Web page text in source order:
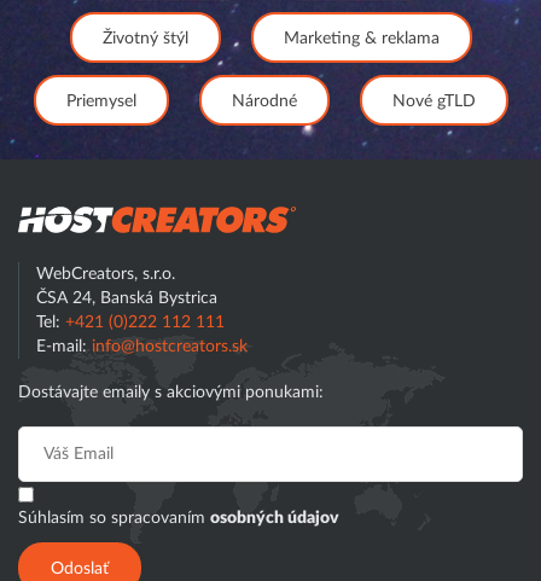
Životný štýl Marketing & reklama
Priemysel Národné Nové gTLD
WebCreators, s.r.o.
ČSA 24, Banská Bystrica
Tel: +421 (0)222 112 111
E-mail: info@hostcreators.sk
Dostávajte emaily s akciovými ponukami:
Súhlasím so spracovaním osobných údajov
Odoslať